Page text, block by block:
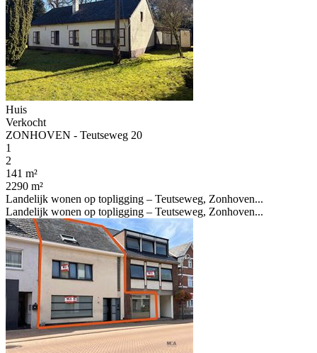
Huis
Verkocht
ZONHOVEN - Teutseweg 20
1
2
141 m²
2290 m²
Landelijk wonen op topligging – Teutseweg, Zonhoven...
Landelijk wonen op topligging – Teutseweg, Zonhoven...